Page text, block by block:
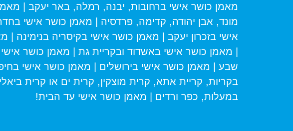
מאמן כושר אישי ברחובות, יבנה, רמלה, באר יעקב
מונד, אבן יהודה, קדימה, פרדסיה
מאמן כושר אישי
אישי בזכרון יעקב
מאמן כושר אישי בקיסריה בנימינה
מאמן כושר אישי באשדוד ובקריית גת מאמן כושר
שבע
מאמן כושר אישי בירושלים מאמן כושר אישי
בקריות, קריית אתא, קרית מוצקין, קרית ים או קרית
במעלות, כפר ורדים
מאמן כושר אישי עד הבית!